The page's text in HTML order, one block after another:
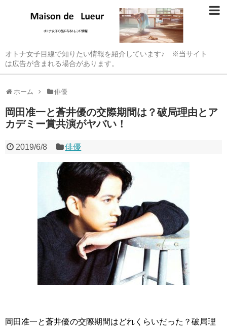
オトナ女子目線で知りたい情報を紹介しています♪ ※当サイト
は広告が含まれる場合があります。
ホーム 俳優
岡田准一と蒼井優の交際期間は？破局理由とア
カデミー賞共演がヤバい！
2019/6/8 俳優
岡田准一と蒼井優の交際期間はどれくらいだった？破局理